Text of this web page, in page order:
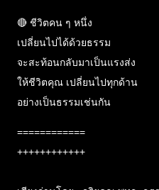
🔴 ชีวิตคน ๆ หนึ่ง
เปลี่ยนไปได้ด้วยธรรม
จะสะท้อนกลับมาเป็นแรงส่ง
ให้ชีวิตคุณ เปลี่ยนไปทุกด้าน
อย่างเป็นธรรมเช่นกัน
============
++++++++++++